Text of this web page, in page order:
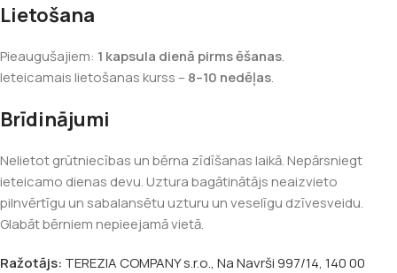
Lietošana
Pieaugušajiem: 1 kapsula dienā pirms ēšanas.
Ieteicamais lietošanas kurss –8–10 nedēļas.
Brīdinājumi
Nelietot grūtniecības un bērna zīdīšanas laikā. Nepārsniegt
ieteicamo dienas devu. Uztura bagātinātājs neaizvieto
pilnvērtīgu un sabalansētu uzturu un veselīgu dzīvesveidu.
Glabāt bērniem nepieejamā vietā.
Ražotājs: TEREZIA COMPANY s.r.o., Na Navrši 997/14, 140 00